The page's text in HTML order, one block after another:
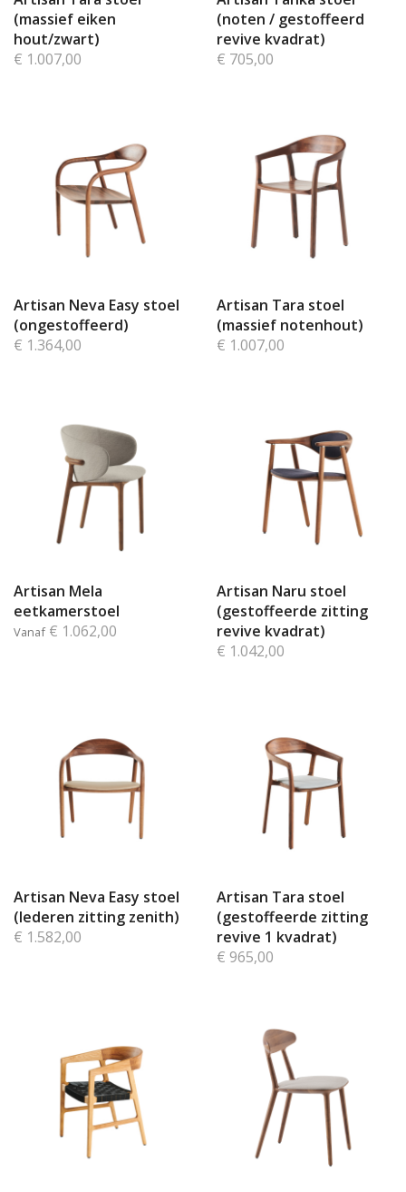
(massief eiken
hout/zwart)
€ 1.007,00
(noten / gestoffeerd
revive kvadrat)
€ 705,00
Artisan Neva Easy stoel
(ongestoffeerd)
€ 1.364,00
Artisan Tara stoel
(massief notenhout)
€ 1.007,00
Artisan Mela
eetkamerstoel
Vanaf € 1.062,00
Artisan Naru stoel
(gestoffeerde zitting
revive kvadrat)
€ 1.042,00
Artisan Neva Easy stoel
(lederen zitting zenith)
€ 1.582,00
Artisan Tara stoel
(gestoffeerde zitting
revive 1 kvadrat)
€ 965,00